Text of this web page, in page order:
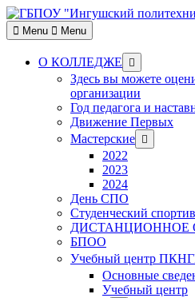
Skip
to
content
Menu Menu
О КОЛЛЕДЖЕ
Show
sub
menu
Здесь вы можете
организации
Год педагога и
Движение Первых
Мастерские Show
sub
2022
2023
2024
День СПО
Студенческий
ДИСТАНЦИОННОЕ
БПОО
Учебный центр
Основные
Учебный центр